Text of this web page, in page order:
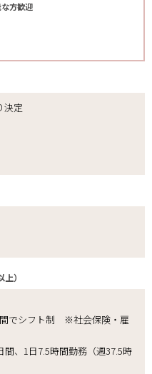
方歓迎
決定
）
間でシフト制 ※社会保険・雇
、1日7.5時間勤務（週37.5時